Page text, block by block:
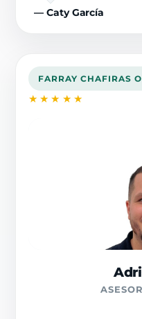
— Caty García
FARRAY CHAFIRAS
★★★★★